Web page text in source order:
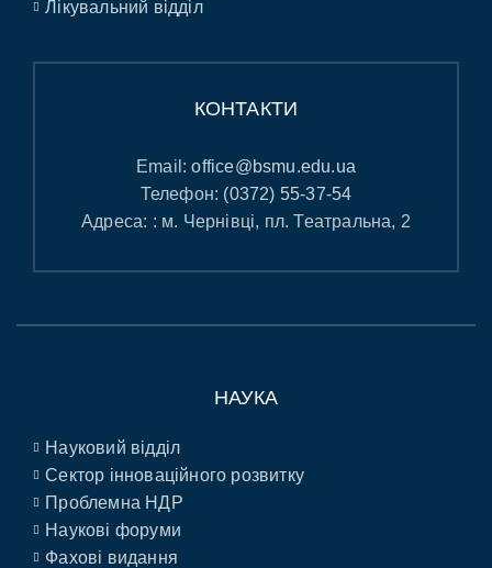
Лікувальний відділ
КОНТАКТИ
Email:office@bsmu.edu.ua
Телефон: (0372) 55-37-54
Адреса: : м. Чернівці, пл. Театральна, 2
НАУКА
Науковий відділ
Сектор інноваційного розвитку
Проблемна НДР
Наукові форуми
Фахові видання